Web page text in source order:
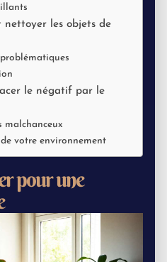
les objets de
le négatif par le
malchanceux
votre environnement
pour une